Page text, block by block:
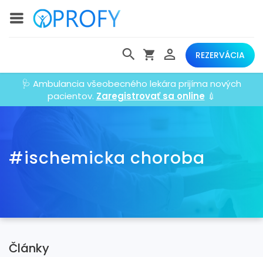
REZERVÁCIA
🩺 Ambulancia všeobecného lekára prijíma nových
pacientov. Zaregistrovať sa online 💉
#ischemicka choroba
Články